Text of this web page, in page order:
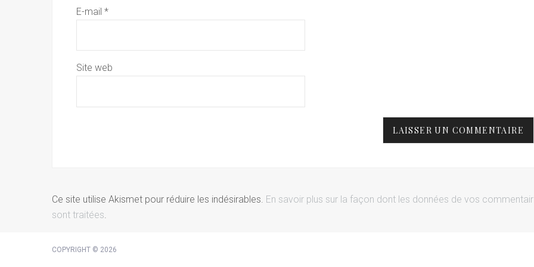
E-mail *
Site web
Ce site utilise Akismet pour réduire les indésirables. En savoir plus sur la façon dont les données de vos
sont traitées.
COPYRIGHT © 2026